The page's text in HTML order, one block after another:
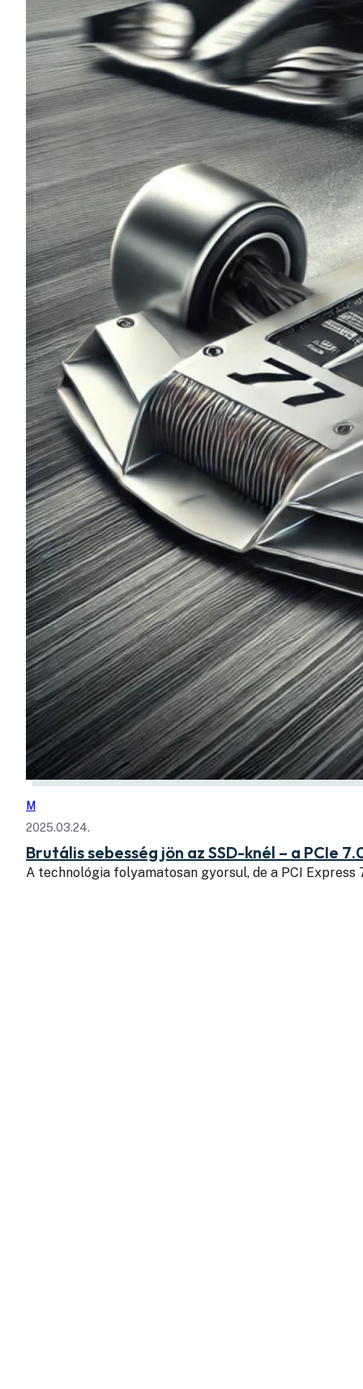
M
2025.03.24.
Brutális sebesség jön az SSD-knél – a PCIe
A technológia folyamatosan gyorsul, de a PCI Express